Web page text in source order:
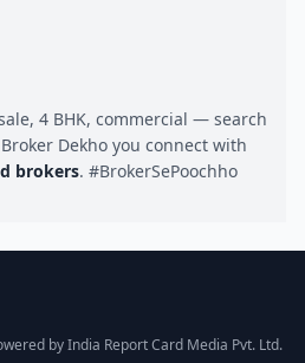
4 BHK, commercial — search
Dekho you connect with
brokers. #BrokerSePoochho
by India Report Card Media Pvt. Ltd.